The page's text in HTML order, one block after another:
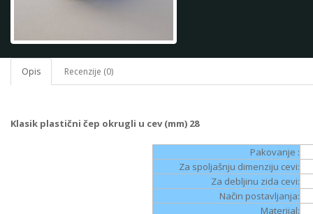
Opis Recenzije (0)
Klasik plastični čep okrugli u cev (mm) 28
Pakovanje :
Za spoljašnju dimenziju cevi:
Za debljinu zida cevi:
Način postavljanja:
Materijal: